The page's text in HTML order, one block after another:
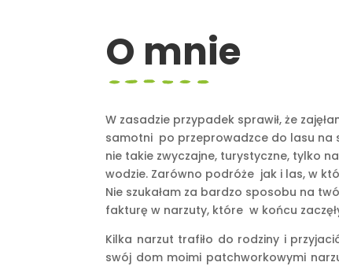
O mnie
W zasadzie przypadek sprawił, że
samotni po przeprowadzce do lasu na
nie takie zwyczajne, turystyczne, tylko
wodzie. Zarówno podróże jak i las, w
Nie szukałam za bardzo sposobu na
fakturę w narzuty, które w końcu
Kilka narzut trafiło do rodziny i
swój dom moimi patchworkowymi